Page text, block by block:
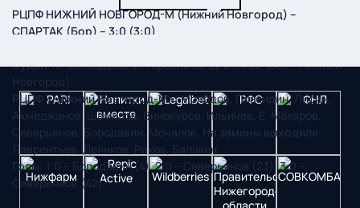
РЦПФ НИЖНИЙ НОВГОРОД-М (Нижний Новгород) –
СПАРТАК (Бор) – 3:0 (3:0)
Судьи: М. Бальцеров, И. Герасимов, Д. Волков (все – Нижний
Новгород).
РЦПФ «Нижний Новгород-М»:Молодов, Плакидин, Лисин,
Ахмеджанов, Шамилов, Винокуров, Ильичев, Е. Макаров,
Северьянов, Бородавин, Мочалов. На замены выходили:
Лаврентьев, Деянков, Раков, Балакин.
Голы: 1:0 – Бородавин (4), 2:0 – Северьянов (23), 3:0 –
Северьянов (42).